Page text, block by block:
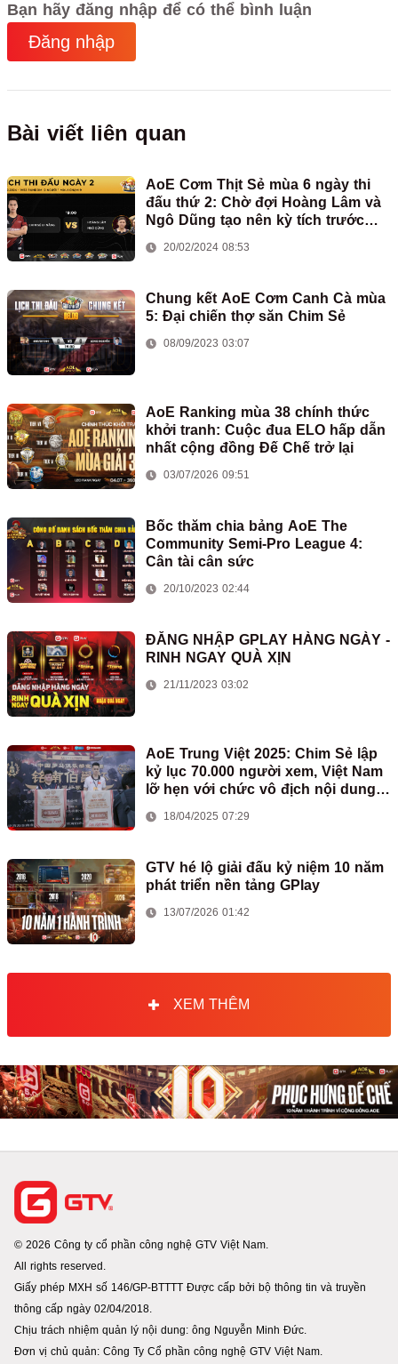
Bạn hãy đăng nhập để có thể bình luận
Đăng nhập
Bài viết liên quan
AoE Cơm Thịt Sẻ mùa 6 ngày thi
đấu thứ 2: Chờ đợi Hoàng Lâm và
Ngô Dũng tạo nên kỳ tích trước
20/02/2024 08:53
Chung kết AoE Cơm Canh Cà mùa
5: Đại chiến thợ săn Chim Sẻ
08/09/2023 03:07
AoE Ranking mùa 38 chính thức
khởi tranh: Cuộc đua ELO hấp dẫn
nhất cộng đồng Đế Chế trở lại
03/07/2026 09:51
Bốc thăm chia bảng AoE The
Community Semi-Pro League 4:
Cân tài cân sức
20/10/2023 02:44
ĐĂNG NHẬP GPLAY HÀNG NGÀY -
RINH NGAY QUÀ XỊN
21/11/2023 03:02
AoE Trung Việt 2025: Chim Sẻ lập
kỷ lục 70.000 người xem, Việt Nam
lỡ hẹn với chức vô địch nội dung
18/04/2025 07:29
GTV hé lộ giải đấu kỷ niệm 10 năm
phát triển nền tảng GPlay
13/07/2026 01:42
XEM THÊM
© 2026 Công ty cổ phần công nghệ GTV Việt Nam.
All rights reserved.
Giấy phép MXH số 146/GP-BTTTT Được cấp bởi bộ thông tin và truyền
thông cấp ngày 02/04/2018.
Chịu trách nhiệm quản lý nội dung: ông Nguyễn Minh Đức.
Đơn vị chủ quản: Công Ty Cổ phần công nghệ GTV Việt Nam.